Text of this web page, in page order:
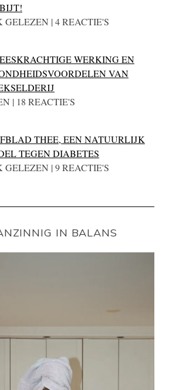
GELEZEN | 4 REACTIE'S
WERKING EN
VAN
| 18 REACTIE'S
THEE, EEN NATUURLIJK
TEGEN DIABETES
GELEZEN | 9 REACTIE'S
IN BALANS